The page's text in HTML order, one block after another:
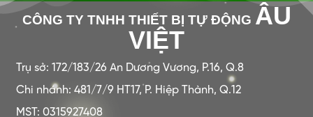
CÔNG TY TNHH THIẾT BỊ TỰ ĐỘNG ÂU
VIỆT
Trụ sở: 172/183/26 An Dương Vương, P.16, Q.8
Chi nhánh: 481/7/9 HT17, P. Hiệp Thành, Q.12
MST: 0315927408